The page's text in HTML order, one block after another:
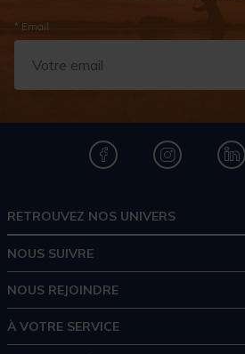
* Email
RETROUVEZ NOS UNIVERS
NOUS SUIVRE
NOUS REJOINDRE
À VOTRE SERVICE